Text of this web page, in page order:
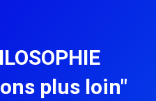
plus loin"